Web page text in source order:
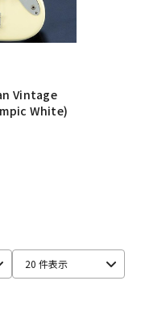
Vintage
White)
20 件表示